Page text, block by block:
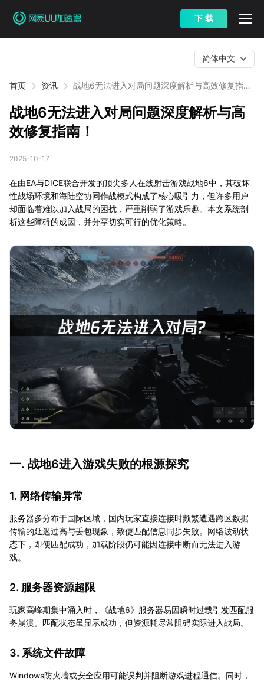
下 载
首页 资讯
战地6无法进入对局问题深度解析与高效修复指
简体中文
战地6无法进入对局问题深度解析与高
效修复指南！
2025-10-17
在由EA与DICE联合开发的顶尖多人在线射击游戏战地6中，其破坏
性战场环境和海陆空协同作战模式构成了核心吸引力，但许多用户
却面临着难以加入战局的困扰，严重削弱了游戏乐趣。本文系统剖
析这些障碍的成因，并分享切实可行的优化策略。
一. 战地6进入游戏失败的根源探究
1. 网络传输异常
服务器多分布于国际区域，国内玩家直接连接时频繁遭遇跨区数据
传输的延迟过高与丢包现象，致使匹配信息同步失败。网络波动状
态下，即便匹配成功，加载阶段仍可能因连接中断而无法进入游
戏。
2. 服务器资源超限
玩家高峰期集中涌入时，《战地6》服务器易因瞬时过载引发匹配服
务崩溃。匹配状态虽显示成功，但资源耗尽常阻碍实际进入战局。
3. 系统文件故障
Windows防火墙或安全应用可能误判并阻断游戏进程通信。同时，